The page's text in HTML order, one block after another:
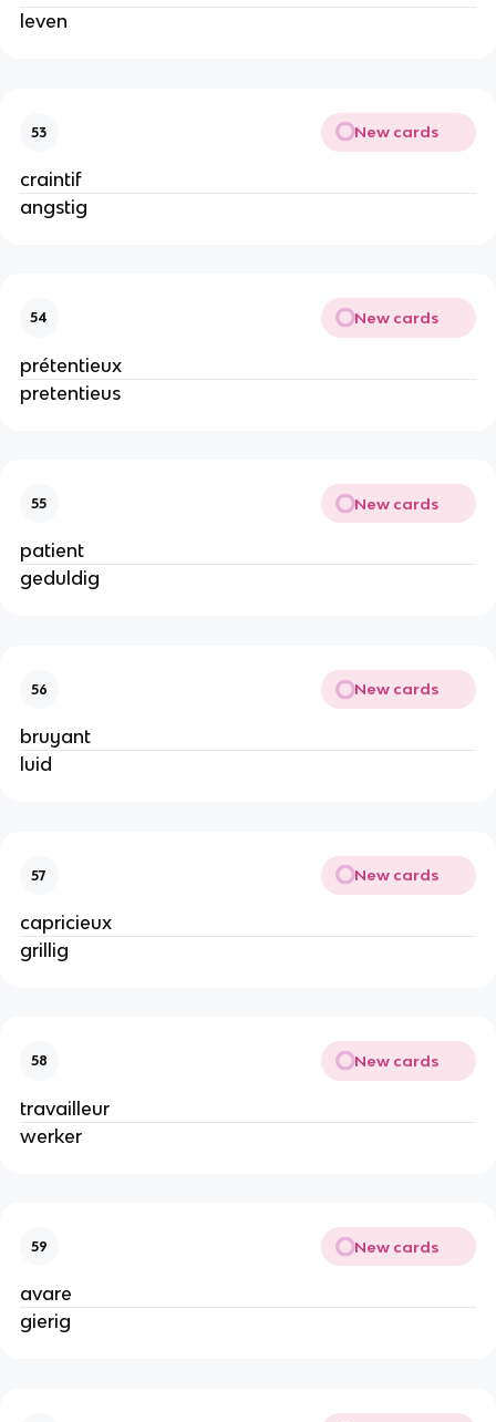
leven
53 New cards
craintif
angstig
54 New cards
prétentieux
pretentieus
55 New cards
patient
geduldig
56 New cards
bruyant
luid
57 New cards
capricieux
grillig
58 New cards
travailleur
werker
59 New cards
avare
gierig